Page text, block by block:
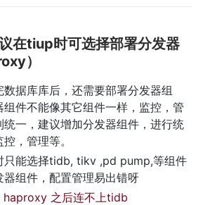
在tiup时可选择部署分发器
）
数据库库后，还需要部署分发器组
组件不能像其它组件一样，监控，管
统一，建议增加分发器组件，进行统
，管理等。
只能选择tidb, tikv ,pd pump,等组件
器组件，配置管理易出错呀
haproxy 之后连不上tidb